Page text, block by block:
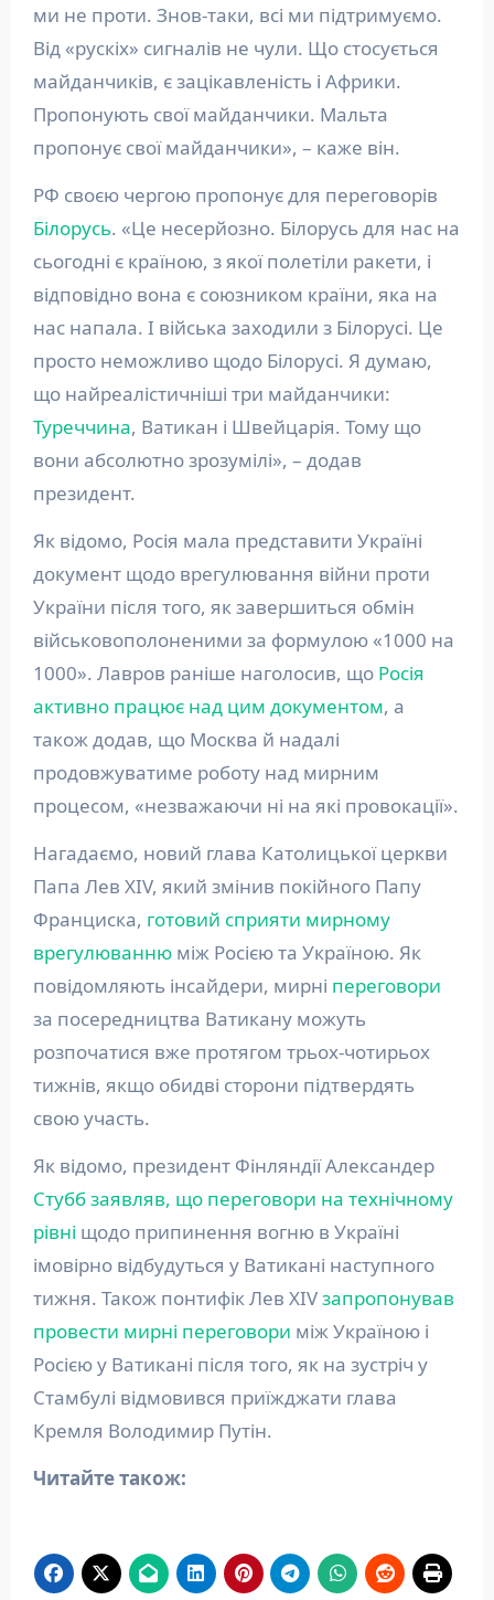
ми не проти. Знов-таки, всі ми підтримуємо.
Від «рускіх» сигналів не чули. Що стосується
майданчиків, є зацікавленість і Африки.
Пропонують свої майданчики. Мальта
пропонує свої майданчики», – каже він.
РФ своєю чергою пропонує для переговорів
Білорусь. «Це несерйозно. Білорусь для нас на
сьогодні є країною, з якої полетіли ракети, і
відповідно вона є союзником країни, яка на
нас напала. І війська заходили з Білорусі. Це
просто неможливо щодо Білорусі. Я думаю,
що найреалістичніші три майданчики:
Туреччина, Ватикан і Швейцарія. Тому що
вони абсолютно зрозумілі», – додав
президент.
Як відомо, Росія мала представити Україні
документ щодо врегулювання війни проти
України після того, як завершиться обмін
військовополоненими за формулою «1000 на
1000». Лавров раніше наголосив, що Росія
активно працює над цим документом, а
також додав, що Москва й надалі
продовжуватиме роботу над мирним
процесом, «незважаючи ні на які провокації».
Нагадаємо, новий глава Католицької церкви
Папа Лев XIV, який змінив покійного Папу
Франциска, готовий сприяти мирному
врегулюваннюміж Росією та Україною. Як
повідомляють інсайдери, мирні переговори
за посередництва Ватикану можуть
розпочатися вже протягом трьох-чотирьох
тижнів, якщо обидві сторони підтвердять
свою участь.
Як відомо, президент Фінляндії Александер
Стубб заявляв, що переговори на технічному
рівні щодо припинення вогню в Україні
імовірно відбудуться у Ватикані наступного
тижня. Також понтифік Лев XIVзапропонував
провести мирні переговори між Україною і
Росією у Ватикані після того, як на зустріч у
Стамбулі відмовився приїжджати глава
Кремля Володимир Путін.
Читайте також: